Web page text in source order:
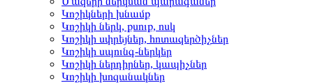
Կոշիկների խնամք
Կոշիկի ներկ, քսուք, ոսկ
Կոշիկի սփրեյներ, հոտազերծիչներ
Կոշիկի սպունգ-ներկեր
Կոշիկի ներդիրներ, կապիչներ
Կոշիկի խոզանակներ